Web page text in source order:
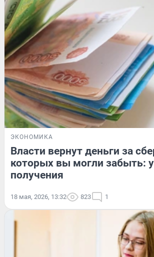
ЭКОНОМИКА
Власти вернут деньги за
которых вы могли забыть:
получения
18 мая, 2026, 13:32 823 1